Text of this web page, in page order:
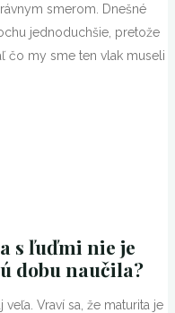
smerom. Dnešné
jednoduchšie, pretože
čo my sme ten vlak museli
s ľuďmi nie je
dobu naučila?
Vraví sa, že maturita je